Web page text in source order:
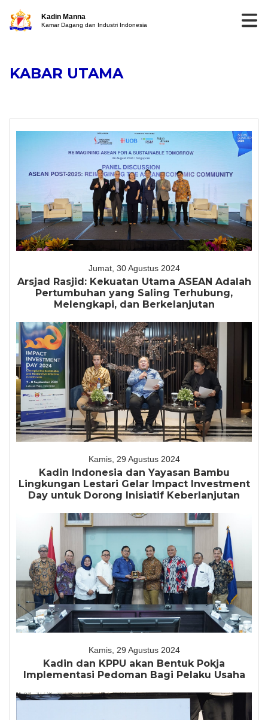
Kadin Manna
Kamar Dagang dan Industri Indonesia
KABAR UTAMA
Jumat, 30 Agustus 2024
Arsjad Rasjid: Kekuatan Utama ASEAN Adalah
Pertumbuhan yang Saling Terhubung,
Melengkapi, dan Berkelanjutan
Kamis, 29 Agustus 2024
Kadin Indonesia dan Yayasan Bambu
Lingkungan Lestari Gelar Impact Investment
Day untuk Dorong Inisiatif Keberlanjutan
Kamis, 29 Agustus 2024
Kadin dan KPPU akan Bentuk Pokja
Implementasi Pedoman Bagi Pelaku Usaha